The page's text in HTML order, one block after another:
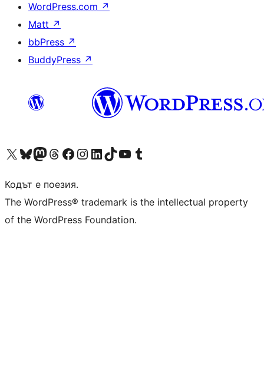
WordPress.com ↗
Matt ↗
bbPress ↗
BuddyPress ↗
Visit our X (formerly Twitter) account
Visit our Bluesky account
Visit our Mastodon account
Visit our Threads account
Посетете нашата страница във Facebook
Посетете нашия профил в Instagram
Посетете нашия профил в LinkedIn
Visit our TikTok account
Visit our YouTube channel
Visit our Tumblr account
Кодът е поезия.
The WordPress® trademark is the intellectual property
of the WordPress Foundation.